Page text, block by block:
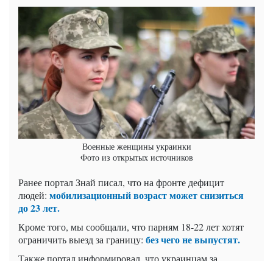
Военные женщины украинки
Фото из открытых источников
Ранее портал Знай писал, что на фронте дефицит
людей: мобилизационный возраст может снизиться
до 23 лет.
Кроме того, мы сообщали, что парням 18-22 лет хотят
ограничить выезд за границу: без чего не выпустят.
Также портал информировал, что украинцам за